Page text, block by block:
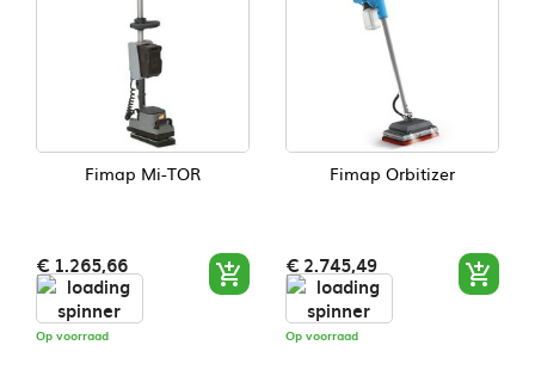
Fimap Mi-TOR
€ 1.265,66
Op voorraad

Fimap Orbitizer
€ 2.745,49
Op voorraad
